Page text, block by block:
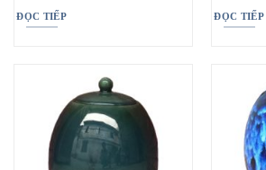
ĐỌC TIẾP ĐỌC TIẾP